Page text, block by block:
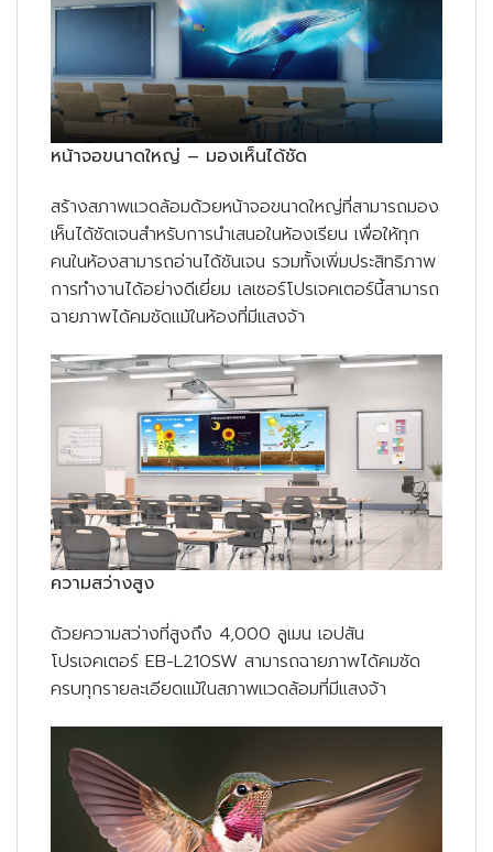
หน้าจอขนาดใหญ่ – มองเห็นได้ชัด
สร้างสภาพแวดล้อมด้วยหน้าจอขนาดใหญ่ที่สามารถมอง
เห็นได้ชัดเจนสำหรับการนำเสนอในห้องเรียน เพื่อให้ทุก
คนในห้องสามารถอ่านได้ชันเจน รวมทั้งเพิ่มประสิทธิภาพ
การทำงานได้อย่างดีเยี่ยม เลเซอร์โปรเจคเตอร์นี้สามารถ
ฉายภาพได้คมชัดแม้ในห้องที่มีแสงจ้า
ความสว่างสูง
ด้วยความสว่างที่สูงถึง 4,000 ลูเมน เอปสัน
โปรเจคเตอร์ EB-L210SW สามารถฉายภาพได้คมชัด
ครบทุกรายละเอียดแม้ในสภาพแวดล้อมที่มีแสงจ้า